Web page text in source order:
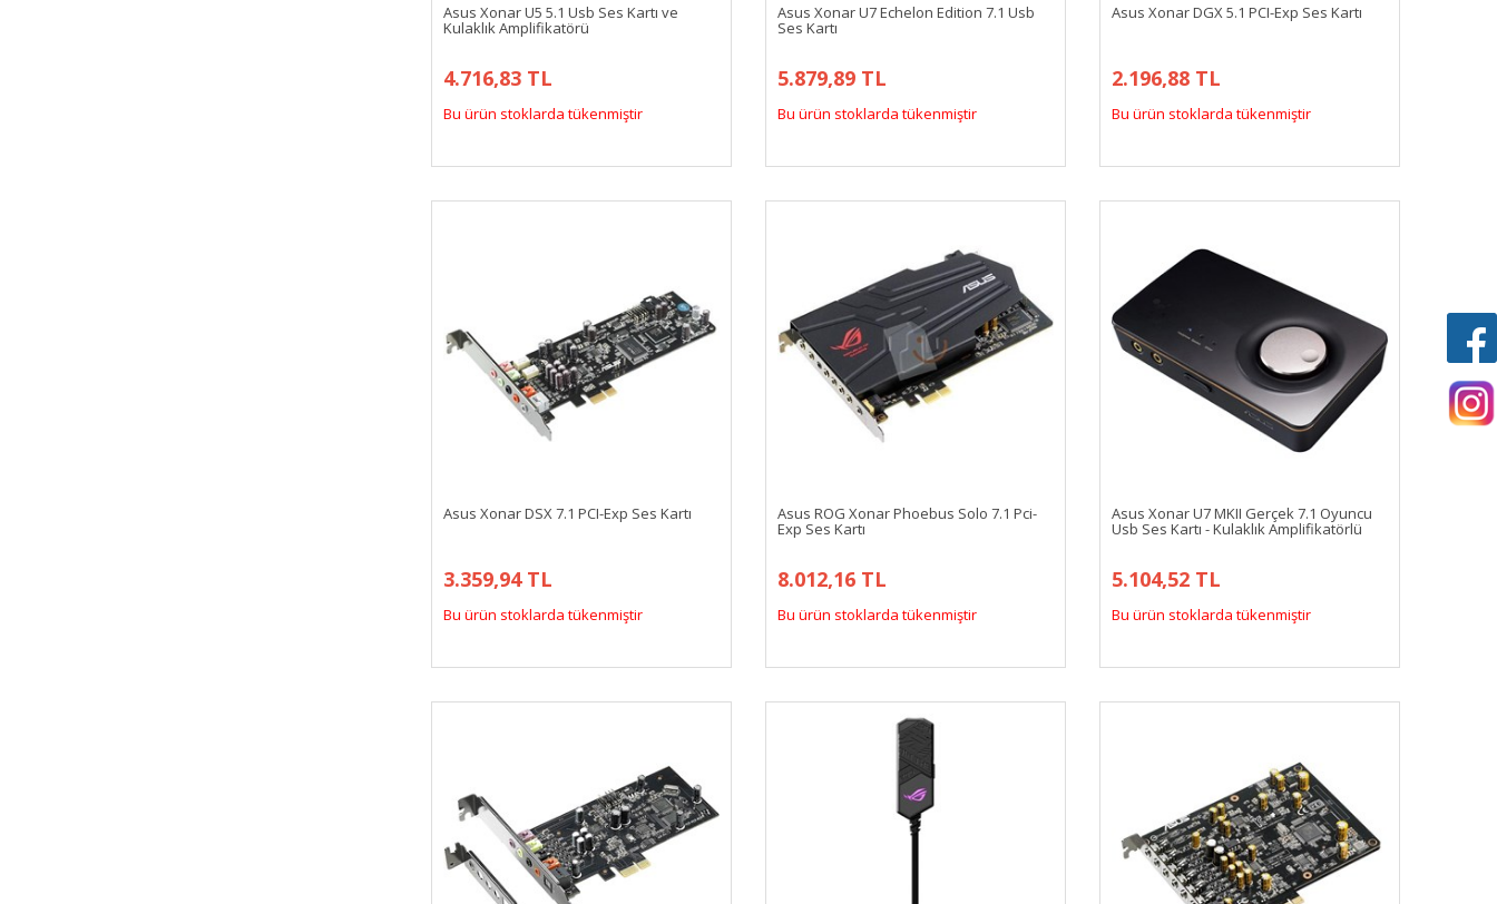
Asus Xonar U5 5.1 Usb Ses Kartı ve
Kulaklık Amplifikatörü
4.716,83 TL
Bu ürün stoklarda tükenmiştir
Asus Xonar U7 Echelon Edition 7.1 Usb
Ses Kartı
5.879,89 TL
Bu ürün stoklarda tükenmiştir
Asus Xonar DGX 5.1 PCI-Exp Ses Kartı
2.196,88 TL
Bu ürün stoklarda tükenmiştir
Asus Xonar DSX 7.1 PCI-Exp Ses Kartı
3.359,94 TL
Bu ürün stoklarda tükenmiştir
Asus ROG Xonar Phoebus Solo 7.1 Pci-
Exp Ses Kartı
8.012,16 TL
Bu ürün stoklarda tükenmiştir
Asus Xonar U7 MKII Gerçek 7.1 Oyuncu
Usb Ses Kartı - Kulaklık Amplifikatörlü
5.104,52 TL
Bu ürün stoklarda tükenmiştir